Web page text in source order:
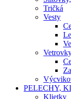
Tričká
Vesty
PELECHY,
Klietky